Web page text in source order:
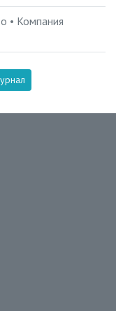
• Компания